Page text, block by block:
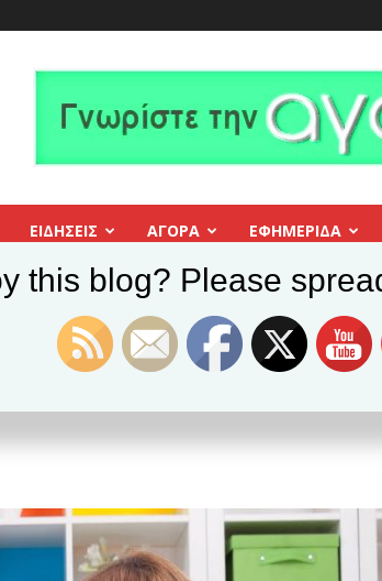
ΕΙΔΗΣΕΙΣ ΑΓΟΡΑ ΕΦΗΜΕΡΊΔΑ
ποτέ στα παιδιά
ποτέ στα
this blog? Please